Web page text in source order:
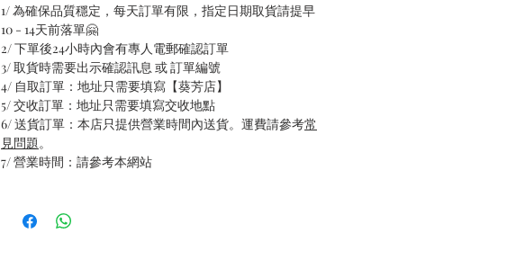
1/ 為確保品質穩定，每天訂單有限，指定日期取貨請提早
10 - 14天前落單🤗
2/ 下單後24小時內會有專人電郵確認訂單
3/ 取貨時需要出示確認訊息 或 訂單編號
4/ 自取訂單：地址只需要填寫【葵芳店】
5/ 交收訂單：地址只需要填寫交收地點
6/ 送貨訂單：本店只提供營業時間內送貨。運費請參考常
見問題。
7/ 營業時間：請參考本網站